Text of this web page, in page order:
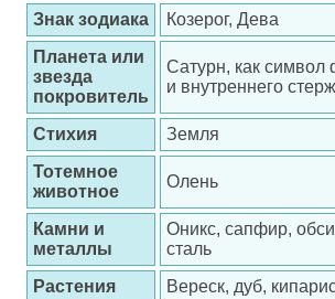
Знак зодиака
Козерог, Дева
Планета или
звезда
покровитель
Сатурн, как
и внутреннего
Стихия
Земля
Тотемное
животное
Олень
Камни и
металлы
Оникс, сапфир,
сталь
Растения
Вереск, дуб,